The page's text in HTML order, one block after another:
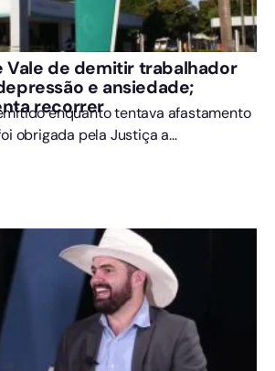
Vale de demitir trabalhador
e ansiedade;
recorrer
enquanto tentava afastamento
obrigada pela Justiça a...